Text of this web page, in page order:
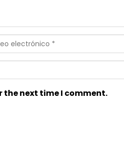
the next time I comment.